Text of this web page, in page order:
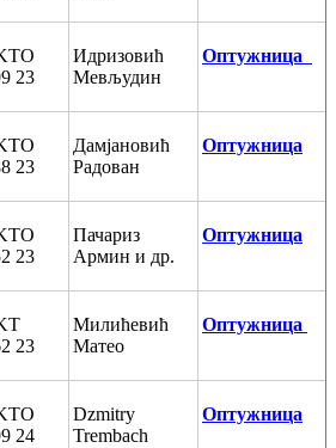
23
Идризовић
Мевљудин
Oптужница
23
Дамјановић
Радован
Oптужница
23
Пачариз
Армин и др.
Oптужница
23
Милићевић
Матео
Oптужница
24
Dzmitry
Trembach
Оптужница